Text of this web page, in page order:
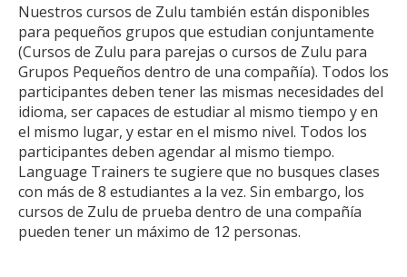
Nuestros cursos de Zulu también están disponibles
para pequeños grupos que estudian conjuntamente
(Cursos de Zulu para parejas o cursos de Zulu para
Grupos Pequeños dentro de una compañía). Todos los
participantes deben tener las mismas necesidades del
idioma, ser capaces de estudiar al mismo tiempo y en
el mismo lugar, y estar en el mismo nivel. Todos los
participantes deben agendar al mismo tiempo.
Language Trainers te sugiere que no busques clases
con más de 8 estudiantes a la vez. Sin embargo, los
cursos de Zulu de prueba dentro de una compañía
pueden tener un máximo de 12 personas.